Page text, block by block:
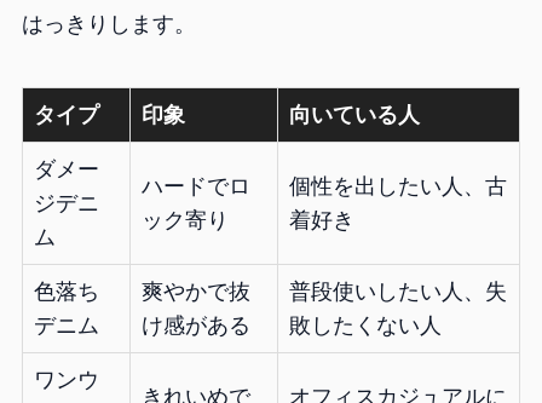
はっきりします。
タイプ 印象 向いている人
ダメー
ジデニ
ム
ハードでロ
ック寄り
個性を出したい人、古
着好き
色落ち
デニム
爽やかで抜
け感がある
普段使いしたい人、失
敗したくない人
ワンウ
きれいめで オフィスカジュアルに